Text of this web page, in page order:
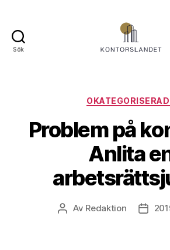
Sök
Problem på
Anlita
Inläggsförfattare
Av Redaktion